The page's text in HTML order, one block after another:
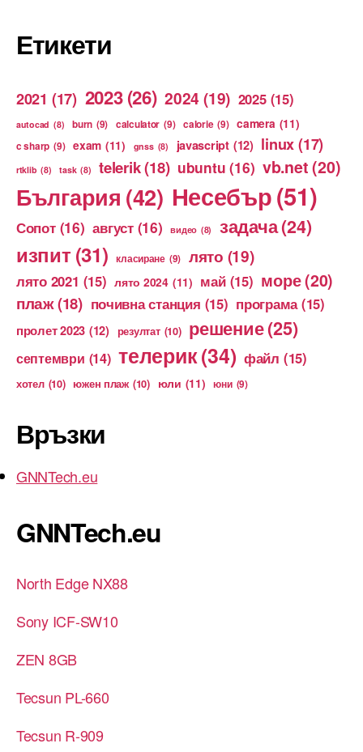
Етикети
2021 (17) 2023 (26) 2024 (19) 2025 (15)
autocad (8) burn (9) calculator (9) calorie (9) camera (11)
c sharp (9) exam (11) gnss (8) javascript (12) linux(17)
rtklib (8) task (8) telerik(18) ubuntu (16) vb.net(20)
България (42) Несебър(51)
Сопот (16) август (16) видео (8) задача(24)
изпит (31) класиране (9) лято (19)
лято 2021 (15) лято 2024 (11) май (15) море(20)
плаж(18) почивна станция (15) програма (15)
пролет 2023 (12) резултат (10) решение(25)
септември (14) телерик(34) файл (15)
хотел (10) южен плаж (10) юли (11) юни (9)
Връзки
GNNTech.eu
GNNTech.eu
North Edge NX88
Sony ICF-SW10
ZEN 8GB
Tecsun PL-660
Tecsun R-909